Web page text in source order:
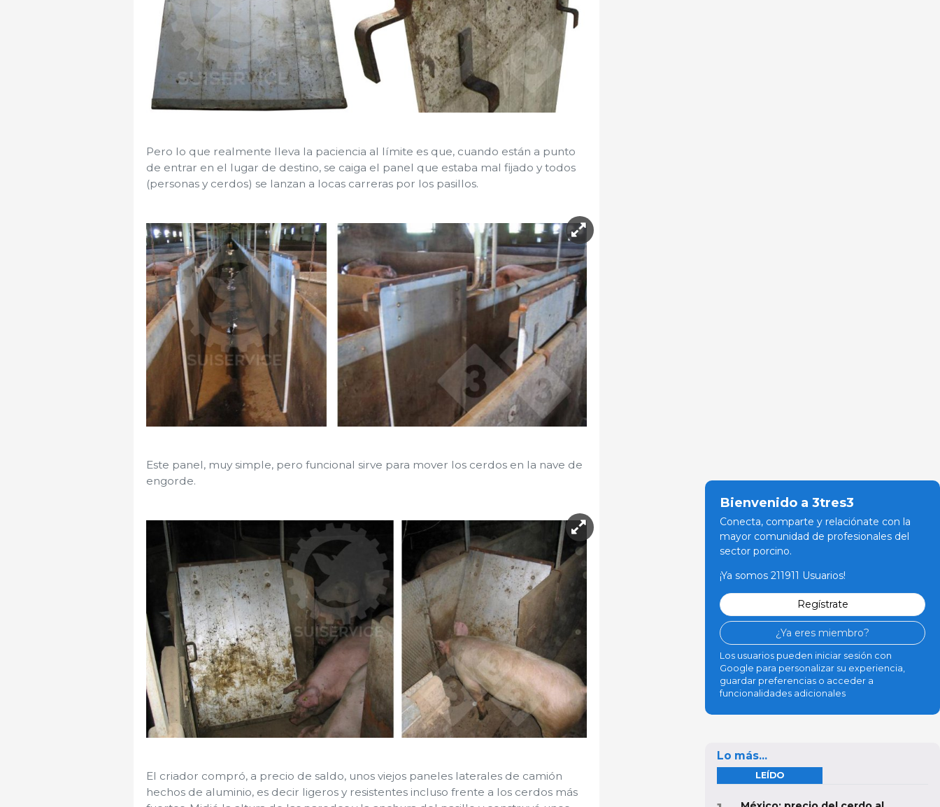
Pero lo que realmente lleva la paciencia al límite es que, cuando están a punto
de entrar en el lugar de destino, se caiga el panel que estaba mal fijado y todos
(personas y cerdos) se lanzan a locas carreras por los pasillos.
Este panel, muy simple, pero funcional sirve para mover los cerdos en la nave de
engorde.
El criador compró, a precio de saldo, unos viejos paneles laterales de camión
hechos de aluminio, es decir ligeros y resistentes incluso frente a los cerdos más
Bienvenido a 3tres3
Conecta, comparte y relaciónate con la
mayor comunidad de profesionales del
sector porcino.
¡Ya somos 211911 Usuarios!
Regístrate
¿Ya eres miembro?
Los usuarios pueden iniciar sesión con
Google para personalizar su experiencia,
guardar preferencias o acceder a
funcionalidades adicionales
Lo más...
LEÍDO